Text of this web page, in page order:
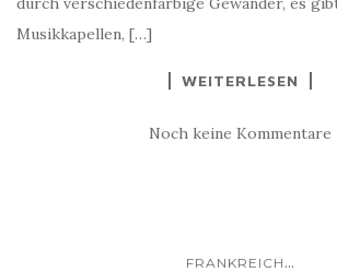
Musikkapellen, […]
WEITERLESEN
Noch keine Kommentare
FRANKREICH ...